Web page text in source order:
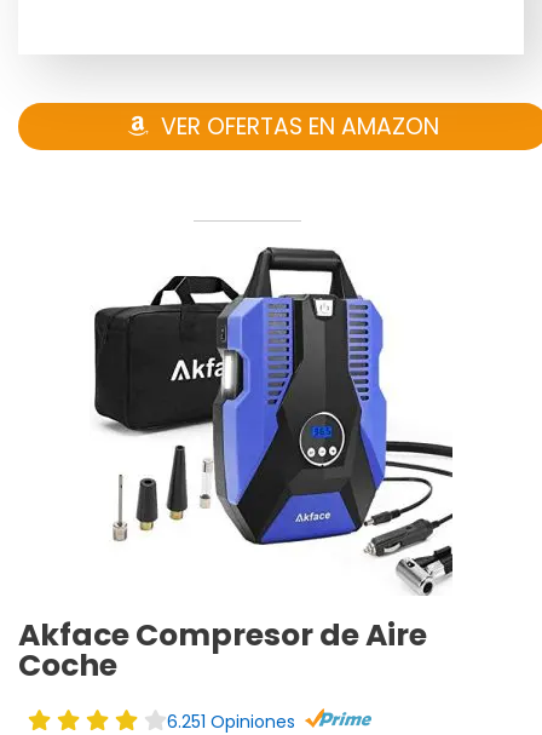
VER OFERTAS EN AMAZON
Akface Compresor de Aire
Coche
6.251 Opiniones